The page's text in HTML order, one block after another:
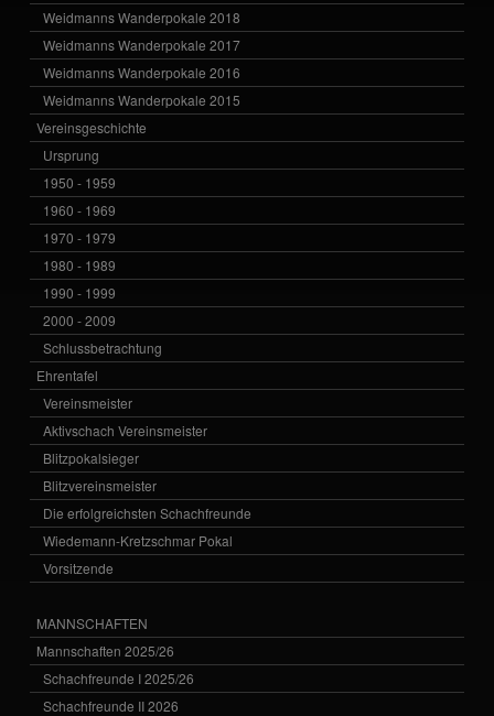
Weidmanns Wanderpokale 2018
Weidmanns Wanderpokale 2017
Weidmanns Wanderpokale 2016
Weidmanns Wanderpokale 2015
Vereinsgeschichte
Ursprung
1950 - 1959
1960 - 1969
1970 - 1979
1980 - 1989
1990 - 1999
2000 - 2009
Schlussbetrachtung
Ehrentafel
Vereinsmeister
Aktivschach Vereinsmeister
Blitzpokalsieger
Blitzvereinsmeister
Die erfolgreichsten Schachfreunde
Wiedemann-Kretzschmar Pokal
Vorsitzende
MANNSCHAFTEN
Mannschaften 2025/26
Schachfreunde I 2025/26
Schachfreunde II 2026